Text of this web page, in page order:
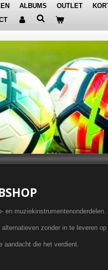
ALBUMS OUTLET
en muziekinstrumentenonderdelen.
zonder in te leveren
aandacht die het verdient.